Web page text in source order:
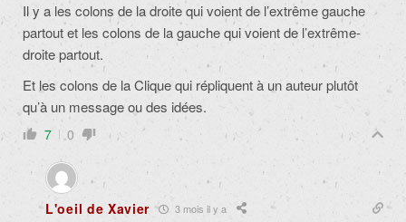
Il y a les colons de la droite qui voient de l’extrême gauche
partout et les colons de la gauche qui voient de l’extrême-
droite partout.
Et les colons de la Clique qui répliquent à un auteur plutôt
qu’à un message ou des idées.
7 0
L'oeil de Xavier 3 mois il y a